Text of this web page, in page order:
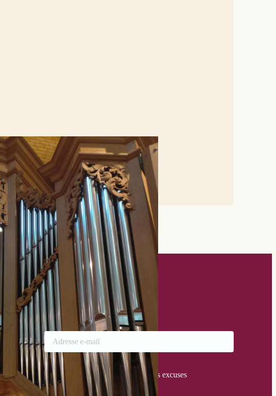
Restez au courant !
Inscrivez-vous à notre mailing-list
Votre message a bien été envoyé
Merci pour votre message.
Une erreur s'est produite. Toutes nos excuses